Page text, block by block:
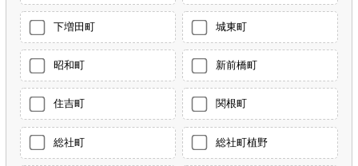
下増田町 城東町
昭和町 新前橋町
住吉町 関根町
総社町 総社町植野